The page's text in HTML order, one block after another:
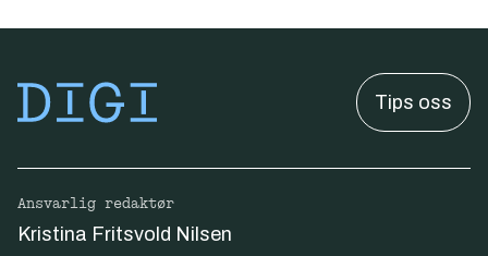
Tips oss
Ansvarlig redaktør
Kristina Fritsvold Nilsen